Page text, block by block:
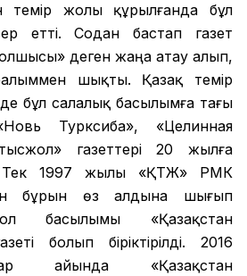
темір жолы құрылғанда бұл
етті. Содан бастап газет
деген жаңа атау алып,
шықты. Қазақ темір
бұл салалық басылымға тағы
Турксиба», «Целинная
газеттері 20 жылға
Тек 1997 жылы «ҚТЖ» РМК
бұрын өз алдына шығып
басылымы «Қазақстан
болып біріктірілді. 2016
айында «Қазақстан